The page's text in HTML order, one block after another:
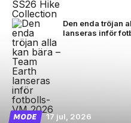
Den enda tröjan
lanseras inför
MODE 17 jul, 2026